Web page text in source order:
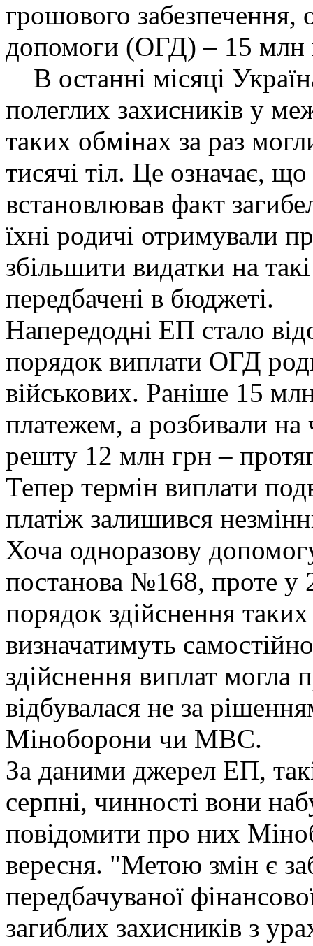
грошового забезпечення,
допомоги (ОГД) – 15 млн
В останні місяці
полеглих захисників у
таких обмінах за раз
тисячі тіл. Це означає,
встановлював факт
їхні родичі отримували
збільшити видатки на
передбачені в бюджеті.
Напередодні ЕП стало
порядок виплати ОГД
військових. Раніше 15
платежем, а розбивали
решту 12 млн грн –
Тепер термін виплати
платіж залишився
Хоча одноразову
постанова №168, проте у
порядок здійснення
визначатимуть
здійснення виплат
відбувалася не за
Міноборони чи МВС.
За даними джерел ЕП,
серпні, чинності вони
повідомити про них
вересня. "Метою змін є
передбачуваної
загиблих захисників з